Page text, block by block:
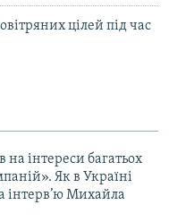
цілей під час
на інтереси багатьох
Як в Україні
інтерв’ю Михайла